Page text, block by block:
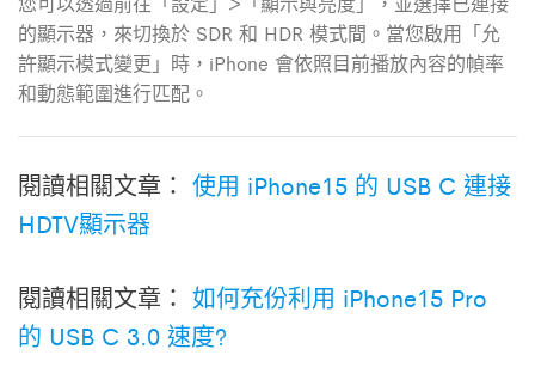
的顯示器，來切換於 SDR 和 HDR 模式間。當您啟用「允
許顯示模式變更」時，iPhone 會依照目前播放內容的幀率
和動態範圍進行匹配。
閱讀相關文章： 使用 iPhone15 的 USB C 連接
HDTV顯示器
閱讀相關文章： 如何充份利用 iPhone15 Pro
的 USB C 3.0 速度?